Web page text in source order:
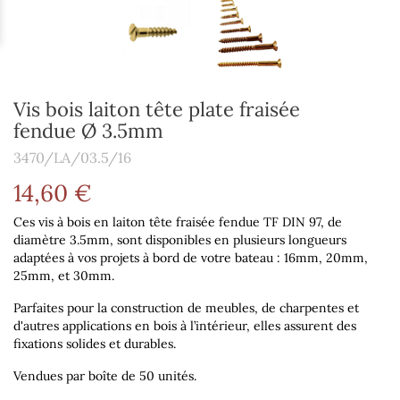
Vis bois laiton tête plate fraisée
fendue Ø 3.5mm
3470/LA/03.5/16
14,60 €
Ces vis à bois en laiton tête fraisée fendue TF DIN 97, de
diamètre 3.5mm, sont disponibles en plusieurs longueurs
adaptées à vos projets à bord de votre bateau : 16mm, 20mm,
25mm, et 30mm.
Parfaites pour la construction de meubles, de charpentes et
d'autres applications en bois à l’intérieur, elles assurent des
fixations solides et durables.
Vendues par boîte de 50 unités.